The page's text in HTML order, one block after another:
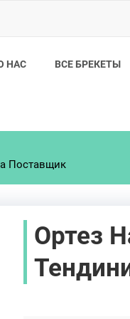
НАС ВСЕ БРЕКЕТЫ
Поставщик
Ортез